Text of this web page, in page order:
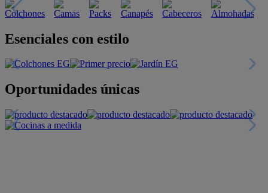
Esenciales con estilo
Oportunidades únicas